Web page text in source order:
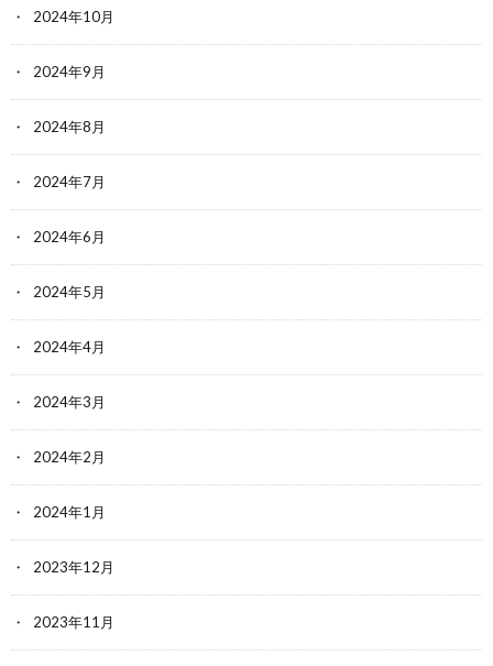
2024年10月
2024年9月
2024年8月
2024年7月
2024年6月
2024年5月
2024年4月
2024年3月
2024年2月
2024年1月
2023年12月
2023年11月